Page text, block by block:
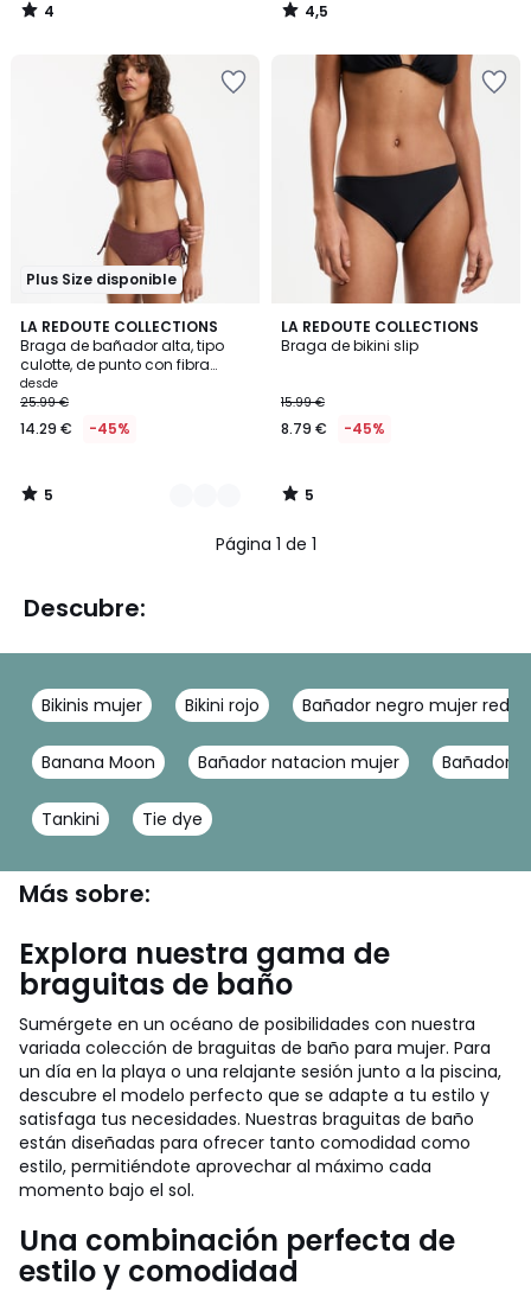
4
/
4,5
/
Plus Size disponible
LA REDOUTE COLLECTIONS
Braga de bañador alta, tipo
culotte, de punto con fibra
metalizada
desde
25.99 €
14.29 € -45%
5
/
5
2
Colores
5
/
LA REDOUTE COLLECTIONS
Braga de bikini slip
15.99 €
8.79 € -45%
5
/
5
/
Página 1 de 1
Descubre:
Bikinis mujer Bikini rojo Bañador negro mujer
Banana Moon Bañador natacion mujer Bañador
Tankini Tie dye
Más sobre:
Explora nuestra gama de
braguitas de baño
Sumérgete en un océano de posibilidades con nuestra
variada colección de braguitas de baño para mujer. Para
un día en la playa o una relajante sesión junto a la piscina,
descubre el modelo perfecto que se adapte a tu estilo y
satisfaga tus necesidades. Nuestras braguitas de baño
están diseñadas para ofrecer tanto comodidad como
estilo, permitiéndote aprovechar al máximo cada
momento bajo el sol.
Una combinación perfecta de
estilo y comodidad